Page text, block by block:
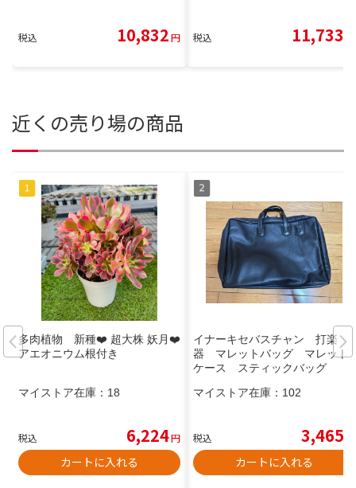
税込 10,832円 税込 11,733
近くの売り場の商品
多肉植物 新種❤️ 超大株 妖月❤️
アエオニウム根付き
マイストア在庫： 18
税込 6,224円
カートに入れる
イナーキセバスチャン 打楽
器 マレットバッグ マレット
ケース スティックバッグ
マイストア在庫： 102
税込 3,465
カートに入れる